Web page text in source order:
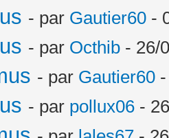
- par Gautier60 -
- par Octhib - 26/
- par Gautier60
- par pollux06 -